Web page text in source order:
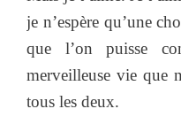
je n’espère qu’une
que l’on puisse
merveilleuse vie que
tous les deux.